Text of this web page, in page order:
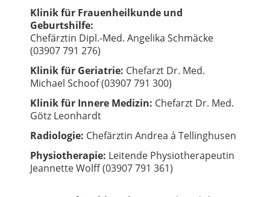
Klinik für Frauenheilkunde und
Geburtshilfe:
Chefärztin Dipl.-Med. Angelika Schmäcke
(03907 791 276)
Klinik für Geriatrie: Chefarzt Dr. Med.
Michael Schoof (03907 791 300)
Klinik für Innere Medizin: Chefarzt Dr. Med.
Götz Leonhardt
Radiologie: Chefärztin Andrea á Tellinghusen
Physiotherapie: Leitende Physiotherapeutin
Jeannette Wolff (03907 791 361)